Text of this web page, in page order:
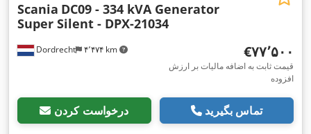
Dordrecht ۴٬۴۷۴ km
Scania DC09 - 334 kVA Generator
Super Silent - DPX-21034
‎€۷۷٬۵۰۰
قیمت ثابت به اضافه مالیات بر ارزش
افزوده
درخواست کردن تماس بگیرید